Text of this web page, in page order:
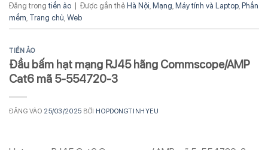
Đăng trong tiền ảo | Được gắn thẻ Hà Nội Mạng Máy tính và Laptop Phần
mềm Trang chủ Web
TIỀN ẢO
Đầu bấm hạt mạng RJ45 hãng Commscope/AMP
Cat6 mã 5-554720-3
ĐĂNG VÀO 25/03/2025 BỞI HOPDONGTINHYEU